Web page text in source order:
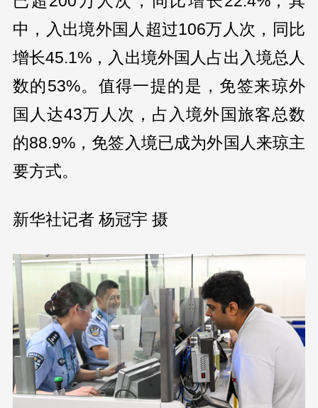
中，入出境外国人超过106万人次，同比
增长45.1%，入出境外国人占出入境总人
数的53%。值得一提的是，免签来琼外
国人达43万人次，占入境外国旅客总数
的88.9%，免签入境已成为外国人来琼主
要方式。
新华社记者 杨冠宇 摄